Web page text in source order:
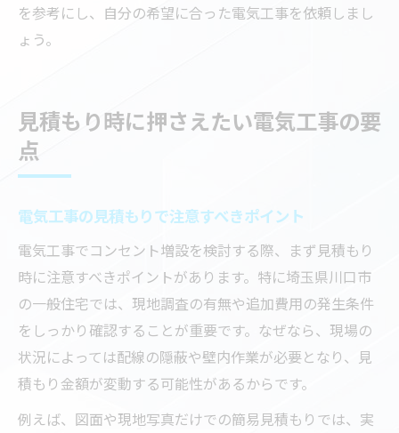
を参考にし、自分の希望に合った電気工事を依頼しまし
ょう。
見積もり時に押さえたい電気工事の要
点
電気工事の見積もりで注意すべきポイント
電気工事でコンセント増設を検討する際、まず見積もり
時に注意すべきポイントがあります。特に埼玉県川口市
の一般住宅では、現地調査の有無や追加費用の発生条件
をしっかり確認することが重要です。なぜなら、現場の
状況によっては配線の隠蔽や壁内作業が必要となり、見
積もり金額が変動する可能性があるからです。
例えば、図面や現地写真だけでの簡易見積もりでは、実